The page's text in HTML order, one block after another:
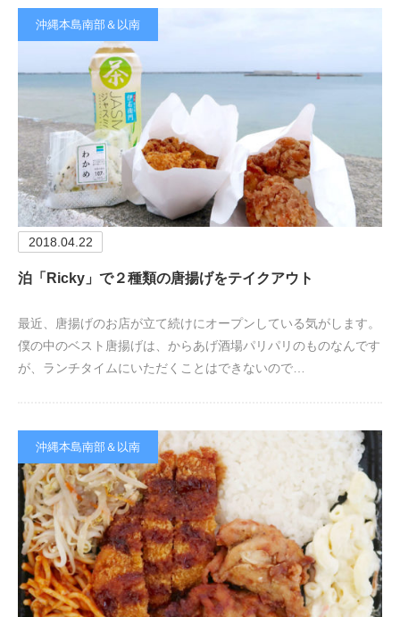
沖縄本島南部＆以南
2018.04.22
泊「Ricky」で２種類の唐揚げをテイクアウト
最近、唐揚げのお店が立て続けにオープンしている気がします。
僕の中のベスト唐揚げは、からあげ酒場パリパリのものなんです
が、ランチタイムにいただくことはできないので…
沖縄本島南部＆以南